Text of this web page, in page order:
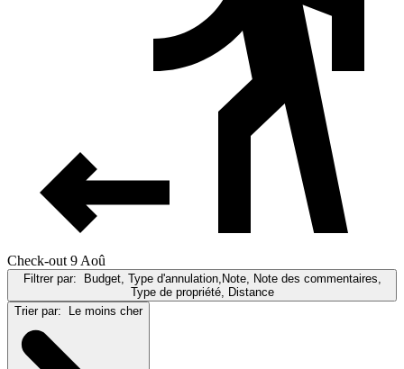
Check-out 9 Aoû
Filtrer par:
Budget, Type d'annulation,Note, Note des commentaires,
Type de propriété, Distance
Trier par:
Le moins cher